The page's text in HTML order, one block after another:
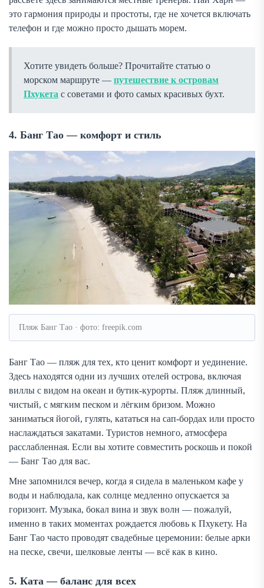
это гармония природы и простоты, где не хочется включать
телефон и где можно просто дышать морем.
Хотите увидеть больше? Прочитайте статью о
морском маршруте — путешествие к островам
Пхукета с советами и фото самых красивых бухт.
4. Банг Тао — комфорт и стиль
Пляж Банг Тао · фото: freepik.com
Банг Тао — пляж для тех, кто ценит комфорт и уединение.
Здесь находятся одни из лучших отелей острова, включая
виллы с видом на океан и бутик-курорты. Пляж длинный,
чистый, с мягким песком и лёгким бризом. Можно
заниматься йогой, гулять, кататься на сап-бордах или просто
наслаждаться закатами. Туристов немного, атмосфера
расслабленная. Если вы хотите совместить роскошь и покой
— Банг Тао для вас.
Мне запомнился вечер, когда я сидела в маленьком кафе у
воды и наблюдала, как солнце медленно опускается за
горизонт. Музыка, бокал вина и звук волн — пожалуй,
именно в таких моментах рождается любовь к Пхукету. На
Банг Тао часто проводят свадебные церемонии: белые арки
на песке, свечи, шелковые ленты — всё как в кино.
5. Ката — баланс для всех